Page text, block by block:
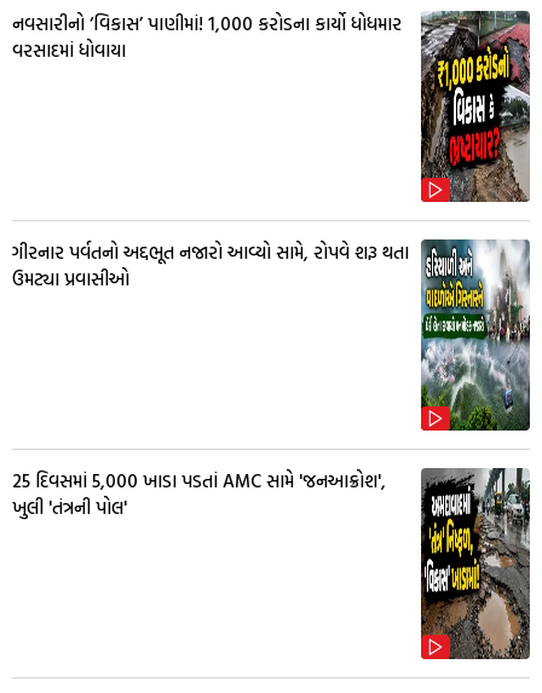
નવસારીનો ‘વિકાસ’ પાણીમાં! ₹1,000 કરોડના કાર્યો ધોધમાર
વરસાદમાં ધોવાયા
ગીરનાર પર્વતનો અદ્દભૂત નજારો આવ્યો સામે, રોપવે શરૂ થતા
ઉમટ્યા પ્રવાસીઓ
25 દિવસમાં 5,000 ખાડા પડતાં AMC સામે 'જનઆક્રોશ',
ખુલી 'તંત્રની પોલ'